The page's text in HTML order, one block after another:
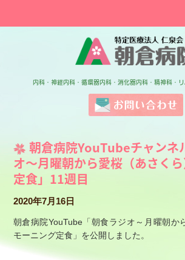
内科・神経内科・循環器内科・消化器内科・精神科・
朝倉病院YouTubeチャンネ
オ～月曜朝から愛桜（あさく
定食」11週目
2020年7月16日
朝倉病院YouTube「朝食ラジオ～月曜朝か
モーニング定食」を公開しました。